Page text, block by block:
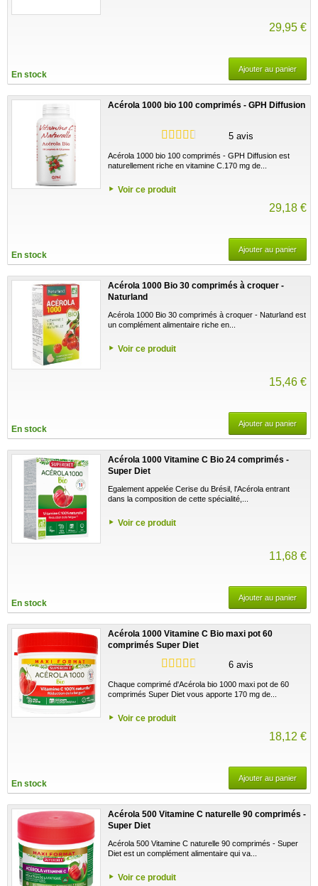
29,95 €
En stock
Ajouter au panier
Acérola 1000 bio 100 comprimés - GPH Diffusion
5 avis
Acérola 1000 bio 100 comprimés - GPH Diffusion est
naturellement riche en vitamine C.170 mg de...
Voir ce produit
29,18 €
En stock
Ajouter au panier
Acérola 1000 Bio 30 comprimés à croquer -
Naturland
Acérola 1000 Bio 30 comprimés à croquer - Naturland est
un complément alimentaire riche en...
Voir ce produit
15,46 €
En stock
Ajouter au panier
Acérola 1000 Vitamine C Bio 24 comprimés -
Super Diet
Egalement appelée Cerise du Brésil, l'Acérola entrant
dans la composition de cette spécialité,...
Voir ce produit
11,68 €
En stock
Ajouter au panier
Acérola 1000 Vitamine C Bio maxi pot 60
comprimés Super Diet
6 avis
Chaque comprimé d'Acérola bio 1000 maxi pot de 60
comprimés Super Diet vous apporte 170 mg de...
Voir ce produit
18,12 €
En stock
Ajouter au panier
Acérola 500 Vitamine C naturelle 90 comprimés -
Super Diet
Acérola 500 Vitamine C naturelle 90 comprimés - Super
Diet est un complément alimentaire qui va...
Voir ce produit